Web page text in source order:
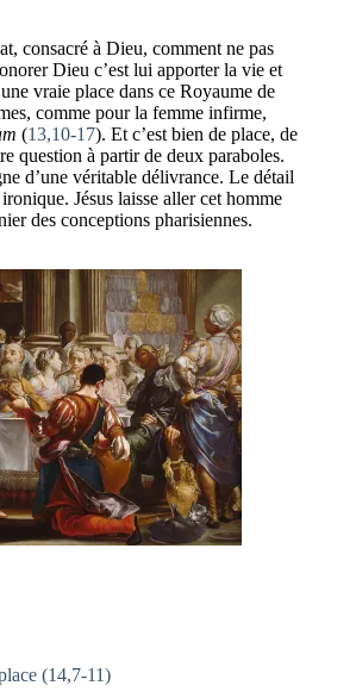
consacré à Dieu, comment ne pas
Dieu c’est lui apporter la vie et
vraie place dans ce Royaume de
comme pour la femme infirme,
(13,10-17). Et c’est bien de place, de
question à partir de deux paraboles.
d’une véritable délivrance. Le détail
Jésus laisse aller cet homme
des conceptions pharisiennes.
(14,7-11)